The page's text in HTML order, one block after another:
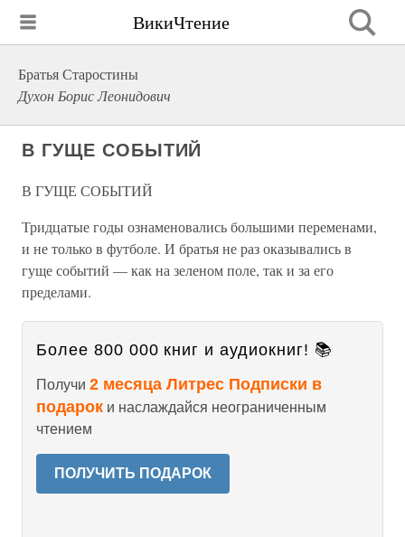
ВикиЧтение
Братья Старостины
Духон Борис Леонидович
В ГУЩЕ СОБЫТИЙ
В ГУЩЕ СОБЫТИЙ
Тридцатые годы ознаменовались большими переменами,
и не только в футболе. И братья не раз оказывались в
гуще событий — как на зеленом поле, так и за его
пределами.
Более 800 000 книг и аудиокниг! 📚
Получи 2 месяца Литрес Подписки в
подарок и наслаждайся неограниченным
чтением
ПОЛУЧИТЬ ПОДАРОК